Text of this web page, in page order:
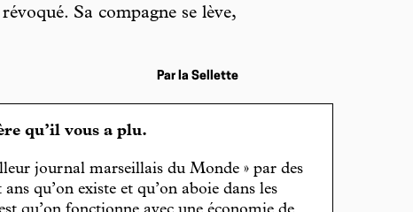
Sa compagne se lève,
Par la Sellette
qu’il vous a plu.
journal marseillais du Monde » par des
qu’on existe et qu’on aboie dans les